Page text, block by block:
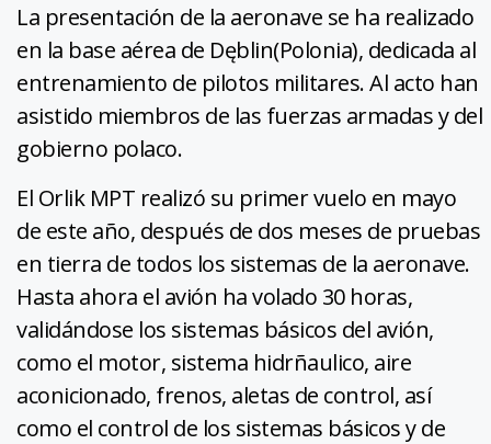
La presentación de la aeronave se ha realizado
en la base aérea de Dęblin(Polonia), dedicada al
entrenamiento de pilotos militares. Al acto han
asistido miembros de las fuerzas armadas y del
gobierno polaco.
El Orlik MPT realizó su primer vuelo en mayo
de este año, después de dos meses de pruebas
en tierra de todos los sistemas de la aeronave.
Hasta ahora el avión ha volado 30 horas,
validándose los sistemas básicos del avión,
como el motor, sistema hidrñaulico, aire
aconicionado, frenos, aletas de control, así
como el control de los sistemas básicos y de